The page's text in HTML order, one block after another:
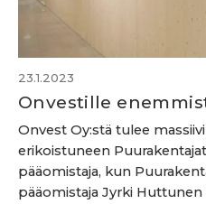
23.1.2023
Onvestille
Onvest Oy:stä tulee
erikoistuneen
pääomistaja, kun
pääomistaja Jyrki